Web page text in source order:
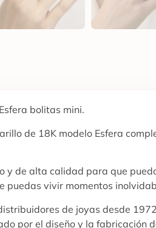
bolitas mini.
de 18K modelo Esfera
y de alta calidad para que
puedas vivir momentos
de joyas desde
por el diseño y la